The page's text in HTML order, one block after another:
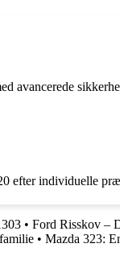
avancerede
efter individuelle
• Ford Risskov –
• Mazda 323: